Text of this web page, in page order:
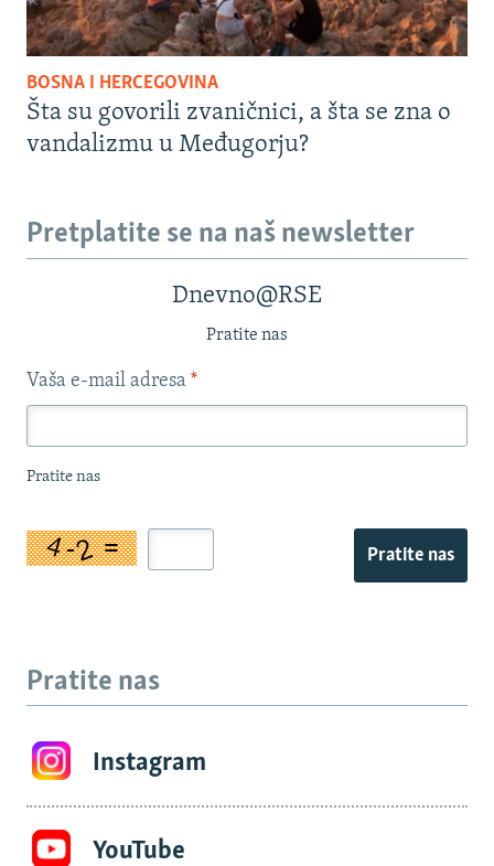
BOSNA I HERCEGOVINA
Šta su govorili zvaničnici, a šta se zna o
vandalizmu u Međugorju?
Pretplatite se na naš newsletter
Dnevno@RSE
Pratite nas
Vaša e-mail adresa *
Pratite nas
Pratite nas
Pratite nas
Instagram
YouTube